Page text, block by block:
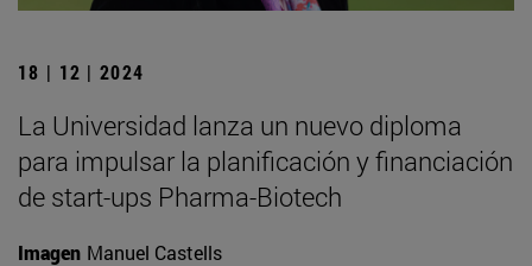
18 | 12 | 2024
La Universidad lanza un nuevo diploma
para impulsar la planificación y financiación
de start-ups Pharma-Biotech
Imagen Manuel Castells